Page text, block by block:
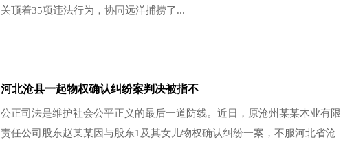
关顶着35项违法行为，协同远洋捕捞了...
河北沧县一起物权确认纠纷案判决被指不
公正司法是维护社会公平正义的最后一道防线。近日，原沧州某某木业有限
责任公司股东赵某某因与股东1及其女儿物权确认纠纷一案，不服河北省沧